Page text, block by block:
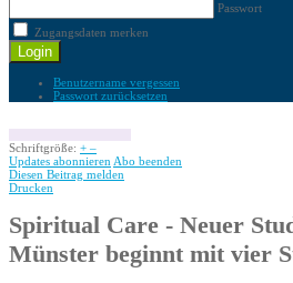
Passwort
Zugangsdaten merken
Login
Benutzername vergessen
Passwort zurücksetzen
Schriftgröße: + –
Updates abonnieren Abo beenden
Diesen Beitrag melden
Drucken
Spiritual Care - Neuer
Münster beginnt mit vier